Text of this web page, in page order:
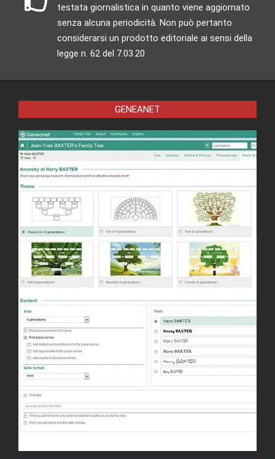
testata giornalistica in quanto viene aggiornato
senza alcuna periodicità. Non può pertanto
considerarsi un prodotto editoriale ai sensi della
legge n. 62 del 7.03.20
GENEANET